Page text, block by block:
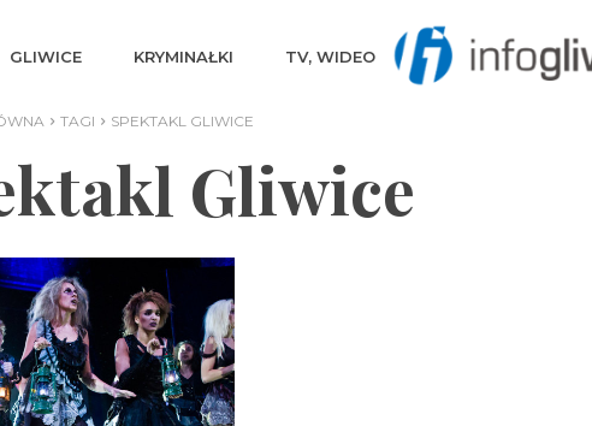
GLIWICE KRYMINAŁKI TV, WIDEO
TAGI SPEKTAKL GLIWICE
Gliwice